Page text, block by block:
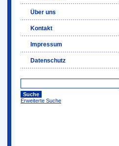
Über uns
Kontakt
Impressum
Datenschutz
Erweiterte Suche